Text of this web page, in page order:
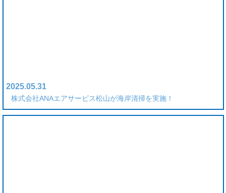
2025.05.31
株式会社ANAエアサービス松山が海岸清掃を実施！